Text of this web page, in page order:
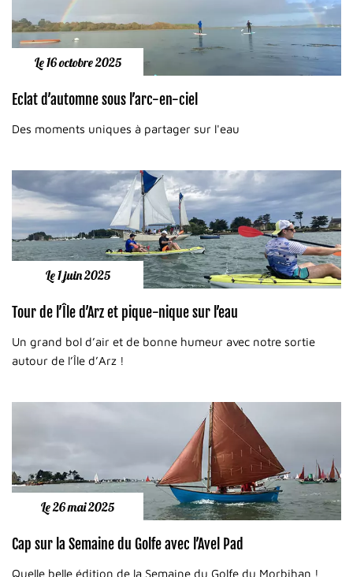
Eclat d’automne sous l’arc-en-ciel
Des moments uniques à partager sur l'eau
Le 16 octobre 2025
Tour de l’Île d’Arz et pique-nique sur l’eau
Un grand bol d’air et de bonne humeur avec notre sortie
autour de l’Île d’Arz !
Le 1 juin 2025
Cap sur la Semaine du Golfe avec l’Avel Pad
Quelle belle édition de la Semaine du Golfe du Morbihan !
Le 26 mai 2025